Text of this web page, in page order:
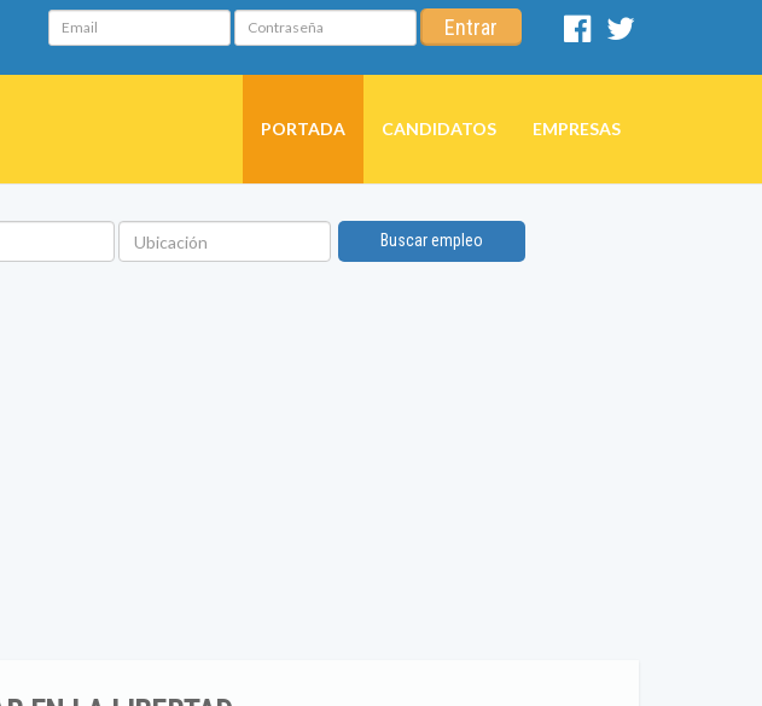
Email Contraseña Entrar
Facebook
PORTADA CANDIDATOS EMPRESAS
Ubicación
Buscar empleo